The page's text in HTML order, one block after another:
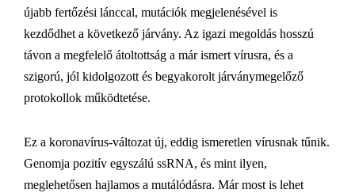
újabb fertőzési lánccal, mutációk megjelenésével is
kezdődhet a következő járvány. Az igazi megoldás hosszú
távon a megfelelő átoltottság a már ismert vírusra, és a
szigorú, jól kidolgozott és begyakorolt járványmegelőző
protokollok működtetése.
Ez a koronavírus-változat új, eddig ismeretlen vírusnak tűnik.
Genomja pozitív egyszálú ssRNA, és mint ilyen,
meglehetősen hajlamos a mutálódásra. Már most is lehet